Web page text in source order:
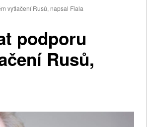
vytlačení Rusů, napsal Fiala
podporu
Rusů,